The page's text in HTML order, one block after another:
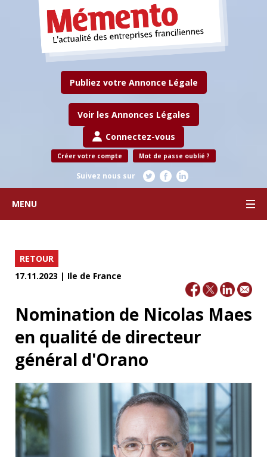
Publiez votre Annonce Légale
Voir les Annonces Légales
Connectez-vous
Créer votre compte Mot de passe oublié ?
Suivez nous sur
MENU
RETOUR
17.11.2023 | Ile de France
Nomination de Nicolas Maes
en qualité de directeur
général d'Orano